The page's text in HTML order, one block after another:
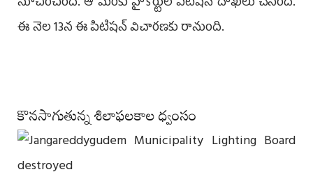
ఈ నెల 13న ఈ పిటిషన్‌ విచారణకు రానుంది.
కొనసాగుతున్న శిలాఫలకాల ధ్వంసం